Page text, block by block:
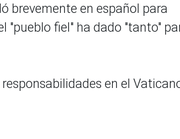
brevemente en español para
"pueblo fiel" ha dado "tanto"
en el